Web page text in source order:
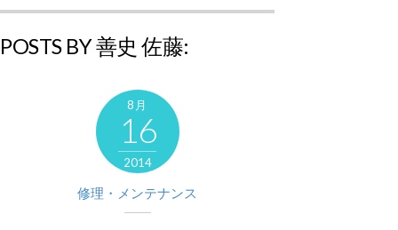
POSTS BY 善史 佐藤:
8月
16
2014
修理・メンテナンス